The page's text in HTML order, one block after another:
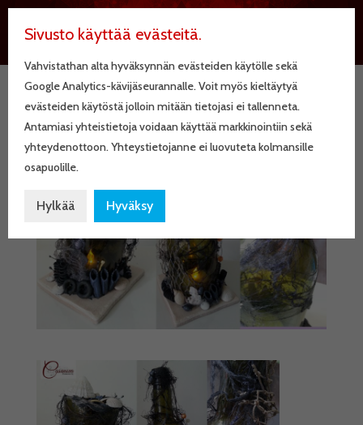
piraatti_8
Sivusto käyttää evästeitä.
Vahvistathan alta hyväksynnän evästeiden käytölle sekä
Google Analytics-kävijäseurannalle. Voit myös kieltäytyä
evästeiden käytöstä jolloin mitään tietojasi ei tallenneta.
Antamiasi yhteistietoja voidaan käyttää markkinointiin sekä
yhteydenottoon. Yhteystietojanne ei luovuteta kolmansille
osapuolille.
Hylkää Hyväksy